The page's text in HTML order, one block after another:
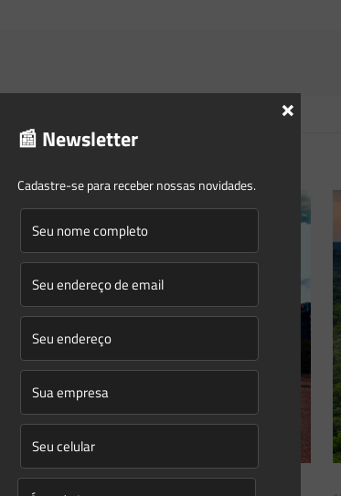
📰 Newsletter
Cadastre-se para receber nossas novidades.
×